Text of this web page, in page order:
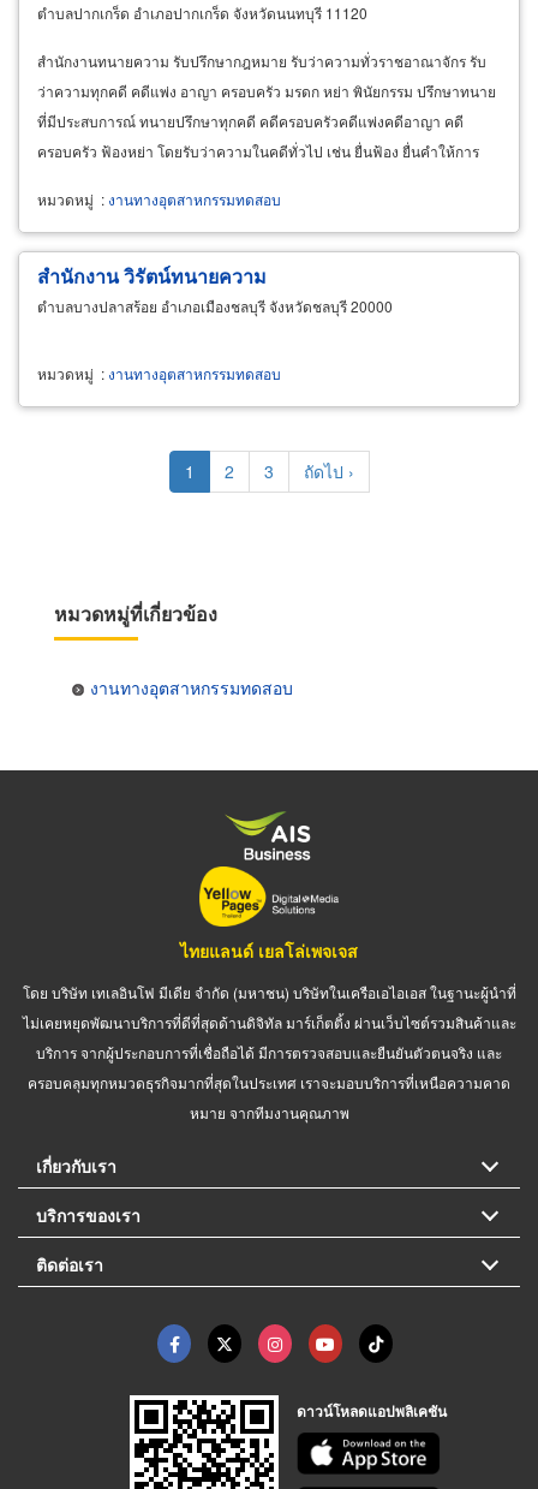
ตำบลปากเกร็ด อำเภอปากเกร็ด จังหวัดนนทบุรี 11120
สำนักงานทนายความ รับปรึกษากฎหมาย รับว่าความทั่วราชอาณาจักร รับ
ว่าความทุกคดี คดีแพ่ง อาญา ครอบครัว มรดก หย่า พินัยกรรม ปรึกษาทนาย
ที่มีประสบการณ์ ทนายปรึกษาทุกคดี คดีครอบครัวคดีแพ่งคดีอาญา คดี
ครอบครัว ฟ้องหย่า โดยรับว่าความในคดีทั่วไป เช่น ยื่นฟ้อง ยื่นคำให้การ
หมวดหมู่ : งานทางอุตสาหกรรมทดสอบ
สำนักงาน วิรัตน์ทนายความ
ตำบลบางปลาสร้อย อำเภอเมืองชลบุรี จังหวัดชลบุรี 20000
หมวดหมู่ : งานทางอุตสาหกรรมทดสอบ
Current
page
1 Page
2 Page
3
Next
page
ถัดไป ›
หมวดหมู่ที่เกี่ยวข้อง
งานทางอุตสาหกรรมทดสอบ
ไทยแลนด์ เยลโล่เพจเจส
โดย บริษัท เทเลอินโฟ มีเดีย จำกัด (มหาชน) บริษัทในเครือเอไอเอส ในฐานะผู้นำที่
ไม่เคยหยุดพัฒนาบริการที่ดีที่สุดด้านดิจิทัล มาร์เก็ตติ้ง ผ่านเว็บไซต์รวมสินค้าและ
บริการ จากผู้ประกอบการที่เชื่อถือได้ มีการตรวจสอบและยืนยันตัวตนจริง และ
ครอบคลุมทุกหมวดธุรกิจมากที่สุดในประเทศ เราจะมอบบริการที่เหนือความคาด
หมาย จากทีมงานคุณภาพ
เกี่ยวกับเรา
บริการของเรา
ติดต่อเรา
ดาวน์โหลดแอปพลิเคชัน